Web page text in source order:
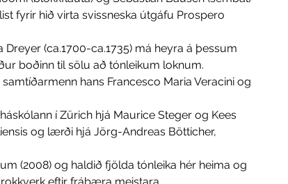
fyrir hið virta svissneska útgáfu Prospero
boðinn til sölu að tónleikum loknum.
og lærði hjá Jörg-Andreas Bötticher,